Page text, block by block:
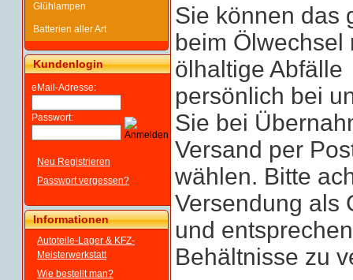
Glühlampen
Batterien aller Art
Kundenlogin
eMail-Adresse:
Passwort:
Neu Registrieren
Passwort vergessen?
Informationen
Autoteile-Lager & KFZ-
Meisterwerkstatt
Wie bestellt man?
Sie können das
beim
ölhaltige Abfälle
persönlich bei
Sie bei
Versand per
wählen. Bitte
Versendung als
und
Behältnisse zu